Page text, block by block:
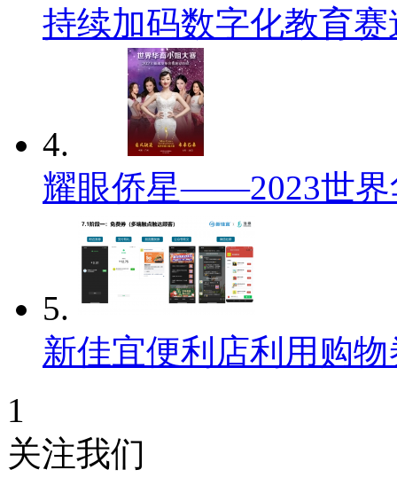
持续加码数字化教育赛
4.
耀眼侨星——2023世界
5.
新佳宜便利店利用购物
1
关注我们